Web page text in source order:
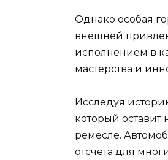
Однако особая
внешней
исполнением в
мастерства и
Исследуя
который оставит
ремесле.
отсчета для